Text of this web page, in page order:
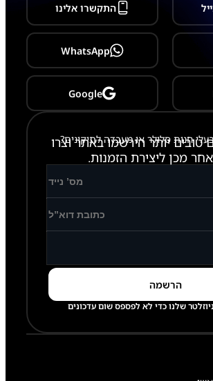
התקשרו אלינו
WhatsApp
Google
חנות סלולר או מעבדה לתיקונים?
טובים יותר הירשמו באתר וצרו
מכן ליצירת הזמנות.
שלנו כדי לא לפספס שום עדכונים